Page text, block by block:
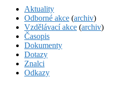
Aktuality
Odborné akce (archiv)
Vzdělávací akce (archiv)
Časopis
Dokumenty
Dotazy
Znalci
Odkazy